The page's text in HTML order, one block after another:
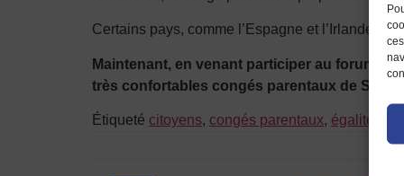
Certains pays, comme l’Espagne et l’Irlande,
Maintenant, en venant participer au forum
très confortables congés parentaux de
Étiqueté citoyens, congés parentaux, égalité